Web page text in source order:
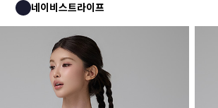
네이비스트라이프